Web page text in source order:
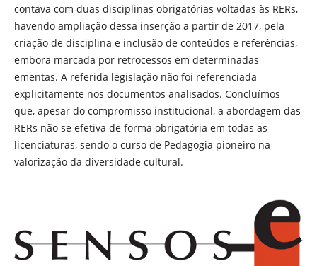
contava com duas disciplinas obrigatórias voltadas às RERs,
havendo ampliação dessa inserção a partir de 2017, pela
criação de disciplina e inclusão de conteúdos e referências,
embora marcada por retrocessos em determinadas
ementas. A referida legislação não foi referenciada
explicitamente nos documentos analisados. Concluímos
que, apesar do compromisso institucional, a abordagem das
RERs não se efetiva de forma obrigatória em todas as
licenciaturas, sendo o curso de Pedagogia pioneiro na
valorização da diversidade cultural.